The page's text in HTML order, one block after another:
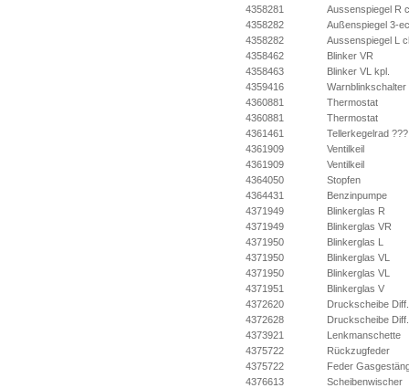
4358281
Aussenspiegel R
4358282
Außenspiegel 3-
4358282
Aussenspiegel L
4358462
Blinker VR
4358463
Blinker VL kpl.
4359416
Warnblinkschalter
4360881
Thermostat
4360881
Thermostat
4361461
Tellerkegelrad ???
4361909
Ventilkeil
4361909
Ventilkeil
4364050
Stopfen
4364431
Benzinpumpe
4371949
Blinkerglas R
4371949
Blinkerglas VR
4371950
Blinkerglas L
4371950
Blinkerglas VL
4371950
Blinkerglas VL
4371951
Blinkerglas V
4372620
Druckscheibe
4372628
Druckscheibe
4373921
Lenkmanschette
4375722
Rückzugfeder
4375722
Feder
4376613
Scheibenwischer